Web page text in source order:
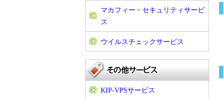
マカフィー・セキュリティサービ
ス
ウイルスチェックサービス
KIP-VPSサービス